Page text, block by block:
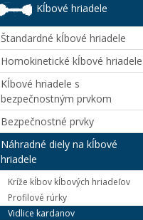
Kĺbové hriadele
Štandardné kĺbové hriadele
Homokinetické kĺbové hriadele
Kĺbové hriadele s
bezpečnostným prvkom
Bezpečnostné prvky
Náhradné diely na kĺbové
hriadele
Kríže kĺbov kĺbových hriadeľov
Profilové rúrky
Vidlice kardanov